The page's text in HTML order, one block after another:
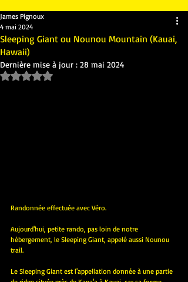
Sleeping Giant ou Nounou Mountain (Kauai,
Hawaii)
James Pignoux
4 mai 2024
Dernière mise à jour : 28 mai 2024
Noté NaN étoiles sur 5.
Randonnée effectuée avec Véro.
Aujourd'hui, petite rando, pas loin de notre
hébergement, le Sleeping Giant, appelé aussi Nounou
trail.
Le Sleeping Giant est l'appellation donnée à une partie